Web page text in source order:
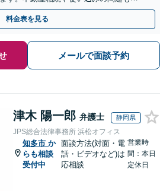
。LINE予約受付中
料金表を見る
メールで面談予約
津木 陽一郎 弁護士 静岡県
JPS総合法律事務所 浜松オフィス
知多市 か
らも相談
受付中
面談方法(対面・電
話・ビデオなど)は
応相談
営業時
間：本日
定休日